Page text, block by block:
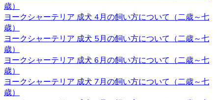
や、それと合わせて健康診断も行っておりますので、お客
様の元に元気で健康な猫ちゃんをお届けすることが可能で
す。 ヨークシャーテリア購入をご検討の際は、私どもベベ
ドール にお任せ下さい。
2020.10.9
ベベドールは近鉄河内松原駅の近くに見学スペースがござ
います。お越しの際には駅まで送迎させていただきます。
見学スペースではかわいい子犬たちが皆様をお待ちしてい
歳）
ヨークシャーテリア 成犬 4月の飼い方について（二歳～七
歳）
ヨークシャーテリア 成犬 5月の飼い方について（二歳～七
歳）
ヨークシャーテリア 成犬 6月の飼い方について（二歳～七
歳）
ヨークシャーテリア 成犬 7月の飼い方について（二歳～七
歳）